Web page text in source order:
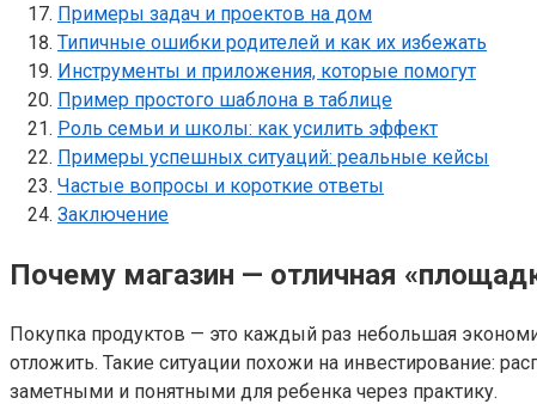
Примеры задач и проектов на дом
Типичные ошибки родителей и как их избежать
Инструменты и приложения, которые помогут
Пример простого шаблона в таблице
Роль семьи и школы: как усилить эффект
Примеры успешных ситуаций: реальные кейсы
Частые вопросы и короткие ответы
Заключение
Почему магазин — отличная
Покупка продуктов — это каждый раз небольшая
отложить. Такие ситуации похожи на инвестирование:
заметными и понятными для ребенка через практику.